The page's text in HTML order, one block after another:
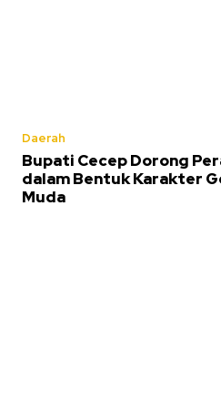
Daerah
Bupati Cecep Dorong
dalam Bentuk Karakter
Muda